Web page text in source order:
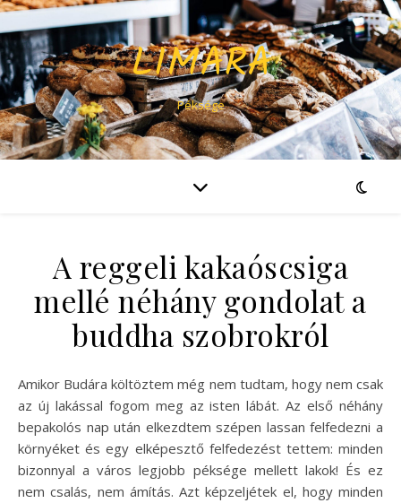
LIMARA
Péksége
A reggeli kakaóscsiga
mellé néhány gondolat a
buddha szobrokról
Amikor Budára költöztem még nem tudtam, hogy nem csak
az új lakással fogom meg az isten lábát. Az első néhány
bepakolós nap után elkezdtem szépen lassan felfedezni a
környéket és egy elképesztő felfedezést tettem: minden
bizonnyal a város legjobb péksége mellett lakok! És ez
nem csalás, nem ámítás. Azt képzeljétek el, hogy minden